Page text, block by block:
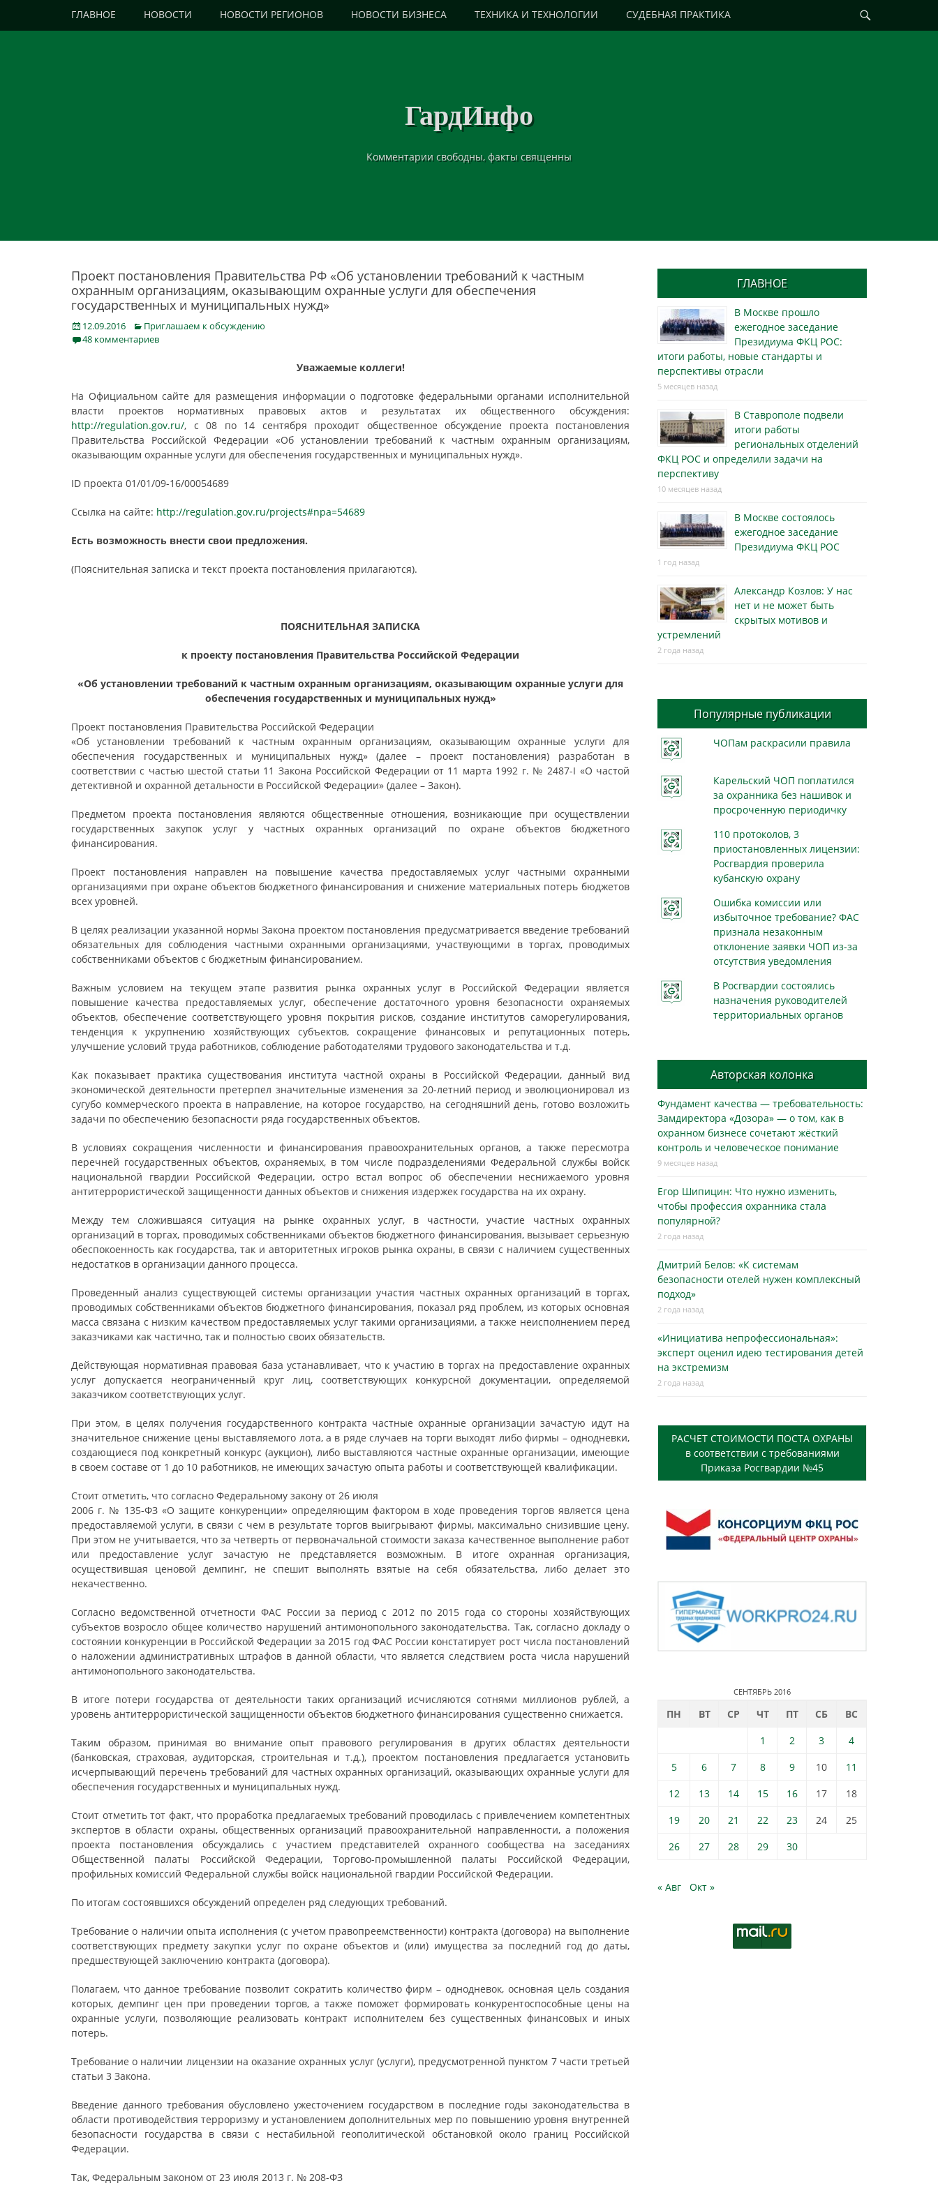
Primary Menu
ГЛАВНОЕ НОВОСТИ НОВОСТИ РЕГИОНОВ НОВОСТИ БИЗНЕСА ТЕХНИКА И ТЕХНОЛОГИИ СУДЕБНАЯ ПРАКТИКА
ГардИнфо
Комментарии свободны, факты священны
Проект постановления Правительства РФ «Об установлении требований к частным
охранным организациям, оказывающим охранные услуги для обеспечения
государственных и муниципальных нужд»
Posted
on
12.09.2016 Categories
Приглашаем к обсуждению
48 комментариев
Уважаемые коллеги!
На Официальном сайте для размещения информации о подготовке федеральными органами исполнительной
власти проектов нормативных правовых актов и результатах их общественного обсуждения:
http://regulation.gov.ru/, с 08 по 14 сентября проходит общественное обсуждение проекта постановления
Правительства Российской Федерации «Об установлении требований к частным охранным организациям,
оказывающим охранные услуги для обеспечения государственных и муниципальных нужд».
ID проекта 01/01/09-16/00054689
Ссылка на сайте: http://regulation.gov.ru/projects#npa=54689
Есть возможность внести свои предложения.
(Пояснительная записка и текст проекта постановления прилагаются).
ПОЯСНИТЕЛЬНАЯ ЗАПИСКА
к проекту постановления Правительства Российской Федерации
«Об установлении требований к частным охранным организациям, оказывающим охранные услуги для
обеспечения государственных и муниципальных нужд»
Проект постановления Правительства Российской Федерации
«Об установлении требований к частным охранным организациям, оказывающим охранные услуги для
обеспечения государственных и муниципальных нужд» (далее – проект постановления) разработан в
соответствии с частью шестой статьи 11 Закона Российской Федерации от 11 марта 1992 г. № 2487-I «О частой
детективной и охранной детальности в Российской Федерации» (далее – Закон).
Предметом проекта постановления являются общественные отношения, возникающие при осуществлении
государственных закупок услуг у частных охранных организаций по охране объектов бюджетного
финансирования.
Проект постановления направлен на повышение качества предоставляемых услуг частными охранными
организациями при охране объектов бюджетного финансирования и снижение материальных потерь бюджетов
всех уровней.
В целях реализации указанной нормы Закона проектом постановления предусматривается введение требований
обязательных для соблюдения частными охранными организациями, участвующими в торгах, проводимых
собственниками объектов с бюджетным финансированием.
Важным условием на текущем этапе развития рынка охранных услуг в Российской Федерации является
повышение качества предоставляемых услуг, обеспечение достаточного уровня безопасности охраняемых
объектов, обеспечение соответствующего уровня покрытия рисков, создание институтов саморегулирования,
тенденция к укрупнению хозяйствующих субъектов, сокращение финансовых и репутационных потерь,
улучшение условий труда работников, соблюдение работодателями трудового законодательства и т.д.
Как показывает практика существования института частной охраны в Российской Федерации, данный вид
экономической деятельности претерпел значительные изменения за 20-летний период и эволюционировал из
сугубо коммерческого проекта в направление, на которое государство, на сегодняшний день, готово возложить
задачи по обеспечению безопасности ряда государственных объектов.
В условиях сокращения численности и финансирования правоохранительных органов, а также пересмотра
перечней государственных объектов, охраняемых, в том числе подразделениями Федеральной службы войск
национальной гвардии Российской Федерации, остро встал вопрос об обеспечении неснижаемого уровня
антитеррористической защищенности данных объектов и снижения издержек государства на их охрану.
Между тем сложившаяся ситуация на рынке охранных услуг, в частности, участие частных охранных
организаций в торгах, проводимых собственниками объектов бюджетного финансирования, вызывает серьезную
обеспокоенность как государства, так и авторитетных игроков рынка охраны, в связи с наличием существенных
недостатков в организации данного процесса.
Проведенный анализ существующей системы организации участия частных охранных организаций в торгах,
проводимых собственниками объектов бюджетного финансирования, показал ряд проблем, из которых основная
масса связана с низким качеством предоставляемых услуг такими организациями, а также неисполнением перед
заказчиками как частично, так и полностью своих обязательств.
Действующая нормативная правовая база устанавливает, что к участию в торгах на предоставление охранных
услуг допускается неограниченный круг лиц, соответствующих конкурсной документации, определяемой
заказчиком соответствующих услуг.
При этом, в целях получения государственного контракта частные охранные организации зачастую идут на
значительное снижение цены выставляемого лота, а в ряде случаев на торги выходят либо фирмы – однодневки,
создающиеся под конкретный конкурс (аукцион), либо выставляются частные охранные организации, имеющие
в своем составе от 1 до 10 работников, не имеющих зачастую опыта работы и соответствующей квалификации.
Стоит отметить, что согласно Федеральному закону от 26 июля
2006 г. № 135-ФЗ «О защите конкуренции» определяющим фактором в ходе проведения торгов является цена
предоставляемой услуги, в связи с чем в результате торгов выигрывают фирмы, максимально снизившие цену.
При этом не учитывается, что за четверть от первоначальной стоимости заказа качественное выполнение работ
или предоставление услуг зачастую не представляется возможным. В итоге охранная организация,
осуществившая ценовой демпинг, не спешит выполнять взятые на себя обязательства, либо делает это
некачественно.
Согласно ведомственной отчетности ФАС России за период с 2012 по 2015 года со стороны хозяйствующих
субъектов возросло общее количество нарушений антимонопольного законодательства. Так, согласно докладу о
состоянии конкуренции в Российской Федерации за 2015 год ФАС России констатирует рост числа постановлений
о наложении административных штрафов в данной области, что является следствием роста числа нарушений
антимонопольного законодательства.
В итоге потери государства от деятельности таких организаций исчисляются сотнями миллионов рублей, а
уровень антитеррористической защищенности объектов бюджетного финансирования существенно снижается.
Таким образом, принимая во внимание опыт правового регулирования в других областях деятельности
(банковская, страховая, аудиторская, строительная и т.д.), проектом постановления предлагается установить
исчерпывающий перечень требований для частных охранных организаций, оказывающих охранные услуги для
обеспечения государственных и муниципальных нужд.
Стоит отметить тот факт, что проработка предлагаемых требований проводилась с привлечением компетентных
экспертов в области охраны, общественных организаций правоохранительной направленности, а положения
проекта постановления обсуждались с участием представителей охранного сообщества на заседаниях
Общественной палаты Российской Федерации, Торгово-промышленной палаты Российской Федерации,
профильных комиссий Федеральной службы войск национальной гвардии Российской Федерации.
По итогам состоявшихся обсуждений определен ряд следующих требований.
Требование о наличии опыта исполнения (с учетом правопреемственности) контракта (договора) на выполнение
соответствующих предмету закупки услуг по охране объектов и (или) имущества за последний год до даты,
предшествующей заключению контракта (договора).
Полагаем, что данное требование позволит сократить количество фирм – однодневок, основная цель создания
которых, демпинг цен при проведении торгов, а также поможет формировать конкурентоспособные цены на
охранные услуги, позволяющие реализовать контракт исполнителем без существенных финансовых и иных
потерь.
Требование о наличии лицензии на оказание охранных услуг (услуги), предусмотренной пунктом 7 части третьей
статьи 3 Закона.
Введение данного требования обусловлено ужесточением государством в последние годы законодательства в
области противодействия терроризму и установлением дополнительных мер по повышению уровня внутренней
безопасности государства в связи с нестабильной геополитической обстановкой около границ Российской
Федерации.
Так, Федеральным законом от 23 июля 2013 г. № 208-ФЗ
ГЛАВНОЕ
В Москве прошло
ежегодное заседание
Президиума ФКЦ РОС:
итоги работы, новые стандарты и
перспективы отрасли
5 месяцев назад
В Ставрополе подвели
итоги работы
региональных отделений
ФКЦ РОС и определили задачи на
перспективу
10 месяцев назад
В Москве состоялось
ежегодное заседание
Президиума ФКЦ РОС
1 год назад
Александр Козлов: У нас
нет и не может быть
скрытых мотивов и
устремлений
2 года назад
Популярные публикации
ЧОПам раскрасили правила
Карельский ЧОП поплатился
за охранника без нашивок и
просроченную периодичку
110 протоколов, 3
приостановленных лицензии:
Росгвардия проверила
кубанскую охрану
Ошибка комиссии или
избыточное требование? ФАС
признала незаконным
отклонение заявки ЧОП из-за
отсутствия уведомления
В Росгвардии состоялись
назначения руководителей
территориальных органов
Авторская колонка
Фундамент качества — требовательность:
Замдиректора «Дозора» — о том, как в
охранном бизнесe сочетают жёсткий
контроль и человеческое понимание
9 месяцев назад
Егор Шипицин: Что нужно изменить,
чтобы профессия охранника стала
популярной?
2 года назад
Дмитрий Белов: «К системам
безопасности отелей нужен комплексный
подход»
2 года назад
«Инициатива непрофессиональная»:
эксперт оценил идею тестирования детей
на экстремизм
2 года назад
РАСЧЕТ СТОИМОСТИ ПОСТА ОХРАНЫ
в соответствии с требованиями
Приказа Росгвардии №45
СЕНТЯБРЬ 2016
ПН ВТ СР ЧТ ПТ СБ
ВС
1
2 3
4
5
6 7 8 9 10
11
12
13 14 15 16 17
18
19
20 21 22 23 24
25
26
27 28 29 30
« Авг Окт »